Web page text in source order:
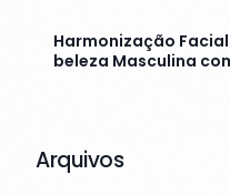
Harmonização
beleza Masculina
Arquivos